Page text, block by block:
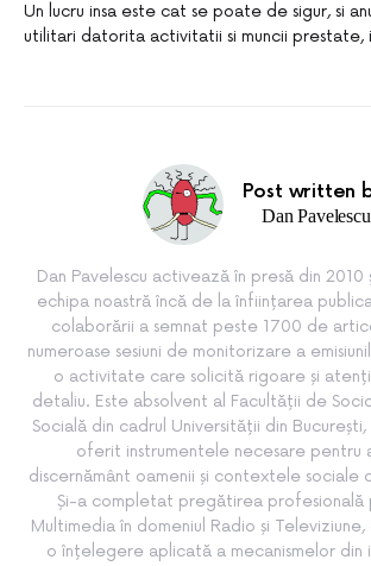
Un lucru insa este cat se poate de sigur, si
utilitari datorita activitatii si muncii prestate,
Post written
Dan Pavelescu
Dan Pavelescu activează în presă din
echipa noastră încă de la înființarea
colaborării a semnat peste 1700 de
numeroase sesiuni de monitorizare a
o activitate care solicită rigoare și
detaliu. Este absolvent al Facultății de
Socială din cadrul Universității din
oferit instrumentele necesare pentru
discernământ oamenii și contextele sociale
Și-a completat pregătirea profesională
Multimedia în domeniul Radio și
o înțelegere aplicată a mecanismelor din